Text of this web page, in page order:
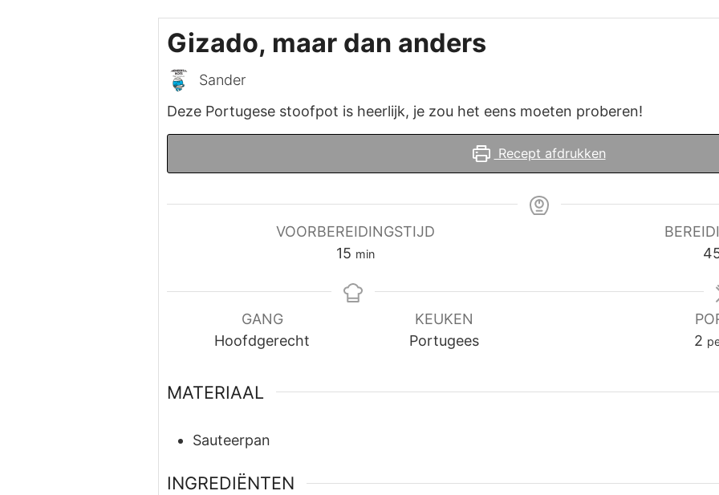
Gizado, maar dan anders
Sander
Deze Portugese stoofpot is heerlijk, je zou het eens moeten proberen!
Recept afdrukken
VOORBEREIDINGSTIJD
15minuten
min
GANG
Hoofdgerecht
KEUKEN
Portugees
2
MATERIAAL
Sauteerpan
INGREDIËNTEN